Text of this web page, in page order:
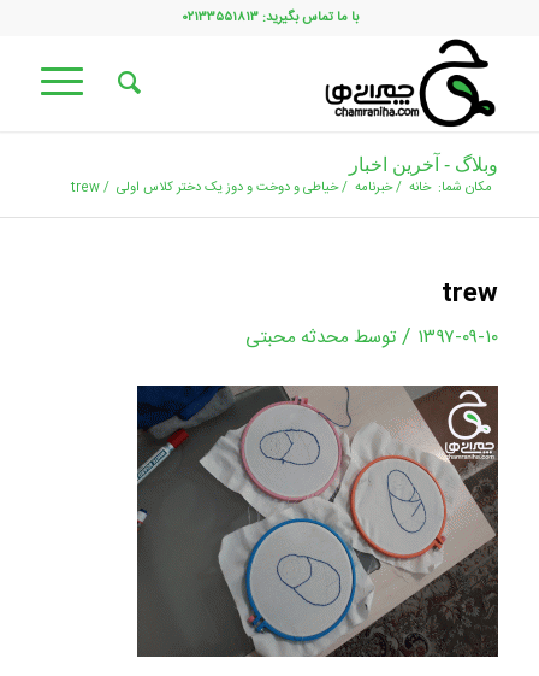
با ما تماس بگیرید: ۰۲۱۳۳۵۵۱۸۱۳
وبلاگ - آخرین اخبار
مکان شما: خانه /خبرنامه /خیاطی و دوخت و دوز یک دختر کلاس اولی /
trew
trew
۱۳۹۷-۰۹-۱۰ / توسط محدثه محبتی